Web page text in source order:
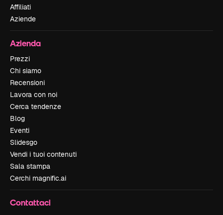
Affiliati
Aziende
Azienda
Prezzi
Chi siamo
Recensioni
Lavora con noi
Cerca tendenze
Blog
Eventi
Slidesgo
Vendi i tuoi contenuti
Sala stampa
Cerchi magnific.ai
Contattaci